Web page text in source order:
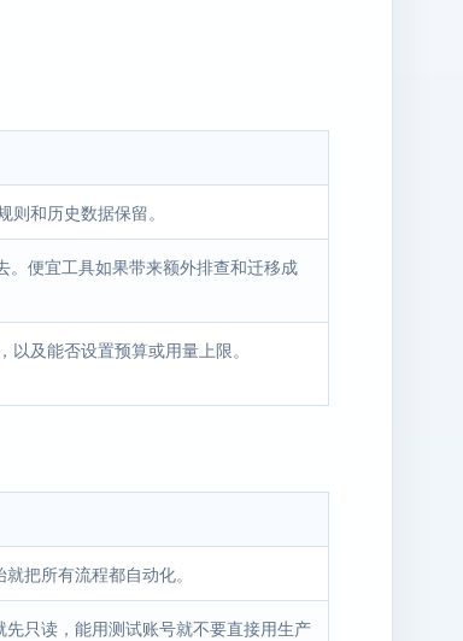
和历史数据保留。
。便宜工具如果带来额外排查和迁移成
及能否设置预算或用量上限。
把所有流程都自动化。
只读，能用测试账号就不要直接用生产